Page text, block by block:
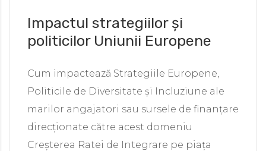
Impactul strategiilor și
politicilor Uniunii Europene
Cum impactează Strategiile Europene,
Politicile de Diversitate și Incluziune ale
marilor angajatori sau sursele de finanțare
direcționate către acest domeniu
Creșterea Ratei de Integrare pe piața